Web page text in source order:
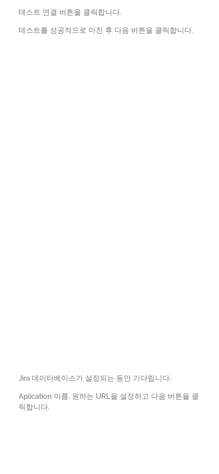
테스트 연결 버튼을 클릭합니다.
테스트를 성공적으로 마친 후 다음 버튼을 클릭합니다.
Jira 데이터베이스가 설정되는 동안 기다립니다.
Aplication 이름, 원하는 URL을 설정하고 다음 버튼을 클
릭합니다.